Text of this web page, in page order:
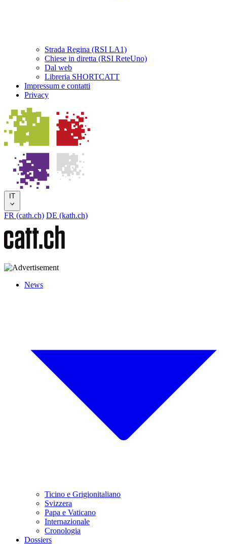
Strada Regina (RSI LA1)
Chiese in diretta (RSI ReteUno)
Dal web
Libreria SHORTCATT
Impressum e contatti
Privacy
IT
FR (cath.ch) DE (kath.ch)
News
Ticino e Grigionitaliano
Svizzera
Papa e Vaticano
Internazionale
Cronologia
Dossiers